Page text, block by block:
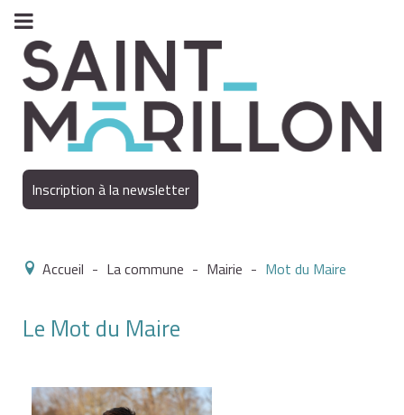
Inscription à la newsletter
Accueil - La commune - Mairie - Mot du Maire
Le Mot du Maire